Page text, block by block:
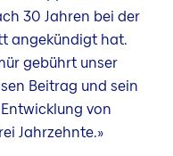
30 Jahren bei der
angekündigt hat.
gebührt unser
Beitrag und sein
von
Jahrzehnte.»